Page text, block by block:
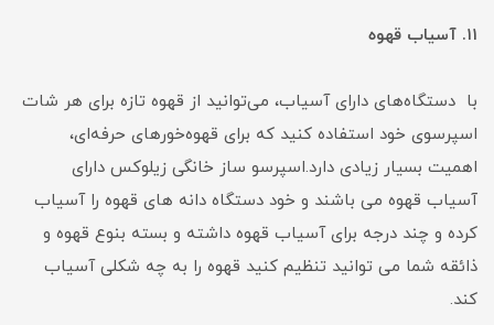
۱۱. آسیاب قهوه
با دستگاه‌های دارای آسیاب، می‌توانید از قهوه تازه برای هر شات
اسپرسوی خود استفاده کنید که برای قهوه‌خورهای حرفه‌ای،
اهمیت بسیار زیادی دارد.اسپرسو ساز خانگی زیلوکس دارای
آسیاب قهوه می باشند و خود دستگاه دانه های قهوه را آسیاب
کرده و چند درجه برای آسیاب قهوه داشته و بسته بنوع قهوه و
ذائقه شما می توانید تنظیم کنید قهوه را به چه شکلی آسیاب
کند.